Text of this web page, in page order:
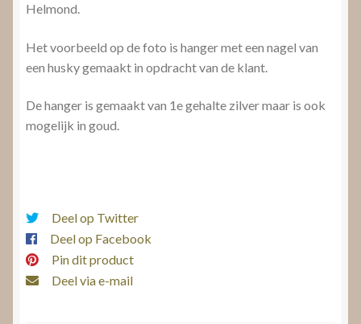
Helmond.
Het voorbeeld op de foto is hanger met een nagel van
een husky gemaakt in opdracht van de klant.
De hanger is gemaakt van 1e gehalte zilver maar is ook
mogelijk in goud.
Deel op Twitter
Deel op Facebook
Pin dit product
Deel via e-mail